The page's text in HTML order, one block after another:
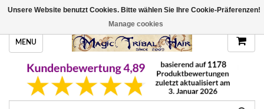
HANDGEFERTIGTE HAARTEILE, DEINE FARBE
MENU
Unsere Website benutzt Cookies. Bitte wählen Sie Ihre Cookie-Präferenzen!
Manage cookies